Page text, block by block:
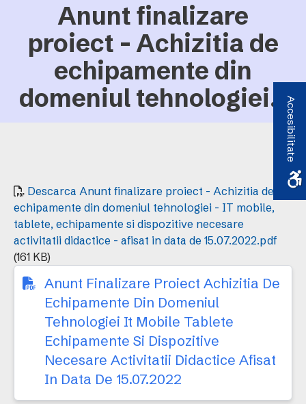
Anunt finalizare
proiect - Achizitia de
echipamente din
domeniul tehnologiei -
dispozitive necesare
activitatii didactice -
afisat in data de
15.07.2022
Descarca Anunt finalizare proiect - Achizitia de
echipamente din domeniul tehnologiei - IT mobile,
tablete, echipamente si dispozitive necesare
activitatii didactice - afisat in data de 15.07.2022.pdf
(161 KB)
Anunt Finalizare Proiect Achizitia De
Echipamente Din Domeniul
Tehnologiei It Mobile Tablete
Echipamente Si Dispozitive
Necesare Activitatii Didactice Afisat
In Data De 15.07.2022
Accesibilitate